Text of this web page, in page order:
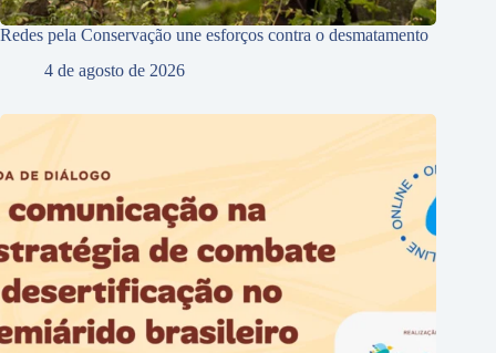
Redes pela Conservação une esforços contra o desmatamento
4 de agosto de 2026